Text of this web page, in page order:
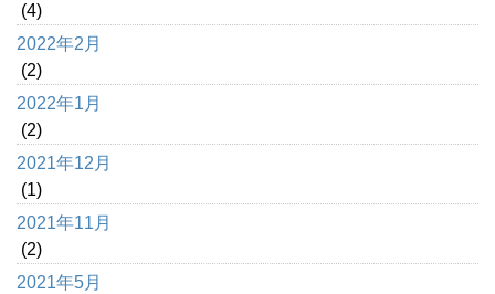
(4)
2022年2月
(2)
2022年1月
(2)
2021年12月
(1)
2021年11月
(2)
2021年5月